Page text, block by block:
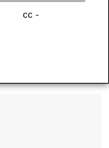
cc -